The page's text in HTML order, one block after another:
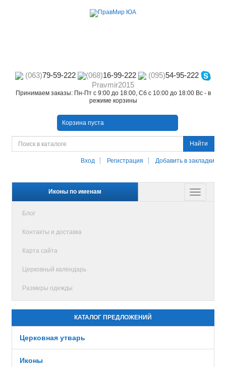
(063)79-59-222 (068)16-99-222 (095)54-95-222
Pravmir2015
Принимаем заказы: Пн-Пт с 9:00 до 18:00, Сб с 10:00 до 18:00 Вс - в
режиме корзины
Корзина пуста
Найти
Вход Регистрация Добавить в закладки
Иконы по именам
Блог
Контакты и доставка
Карта сайта
Церковный календарь
Размеры одежды
КАТАЛОГ ПРЕДЛОЖЕНИЙ
Церковная утварь
Иконы